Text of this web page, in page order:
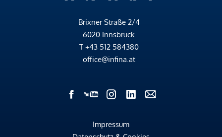
Brixner Straße 2/4
6020 Innsbruck
T +43 512 584380
office@infina.at
Impressum